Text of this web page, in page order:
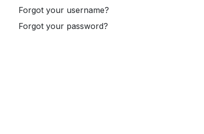
Forgot your username?
Forgot your password?